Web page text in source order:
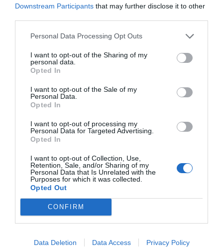
Downstream Participants that may further disclose it to other
Personal Data Processing Opt Outs
I want to opt-out of the Sharing of my
personal data.
Opted In
I want to opt-out of the Sale of my
Personal Data.
Opted In
I want to opt-out of processing my
Personal Data for Targeted Advertising.
Opted In
I want to opt-out of Collection, Use,
Retention, Sale, and/or Sharing of my
Personal Data that Is Unrelated with the
Purposes for which it was collected.
Opted Out
CONFIRM
Data Deletion Data Access Privacy Policy